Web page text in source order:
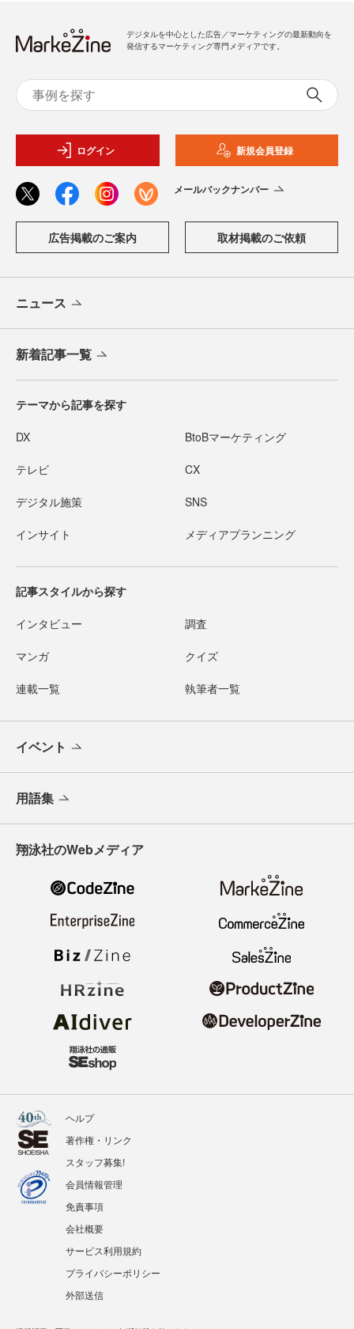
デジタルを中心とした広告／マーケティングの最新動向を
発信するマーケティング専門メディアです。
ログイン 新規会員登録
メールバックナンバー
広告掲載のご案内 取材掲載のご依頼
ニュース
新着記事一覧
テーマから記事を探す
DX BtoBマーケティング
テレビ CX
デジタル施策 SNS
インサイト メディアプランニング
記事スタイルから探す
インタビュー 調査
マンガ クイズ
連載一覧 執筆者一覧
イベント
用語集
翔泳社のWebメディア
ヘルプ
著作権・リンク
スタッフ募集!
会員情報管理
免責事項
会社概要
サービス利用規約
プライバシーポリシー
外部送信